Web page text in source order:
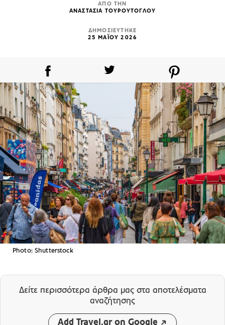
ΑΠΟ ΤΗΝ
ΑΝΑΣΤΑΣΙΑ ΤΟΥΡΟΥΤΟΓΛΟΥ
ΔΗΜΟΣΙΕΥΤΗΚΕ
25 ΜΑΪΟΥ 2026
Photo: Shutterstock
Δείτε περισσότερα άρθρα μας στα αποτελέσματα
αναζήτησης
Add Travel.gr on Google